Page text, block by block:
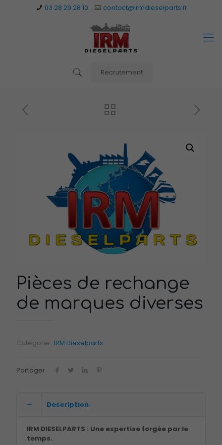
03 28 29 28 10 contact@irmdieselparts.fr
Recrutement
Pièces de rechange
de marques diverses
Catégorie : IRM Dieselparts
Partager
Description
IRM DIESELPARTS : Une expertise forgée par le
temps.